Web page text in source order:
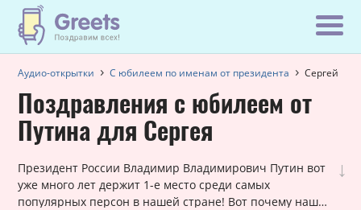
Аудио-открытки С юбилеем по именам от президента Сергей
Поздравления с юбилеем от
Путина для Сергея
↓
Президент России Владимир Владимирович Путин вот
уже много лет держит 1-е место среди самых
популярных персон в нашей стране! Вот почему наши